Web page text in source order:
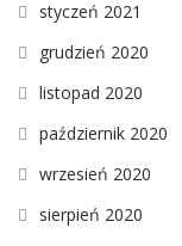
styczeń 2021
grudzień 2020
listopad 2020
październik 2020
wrzesień 2020
sierpień 2020